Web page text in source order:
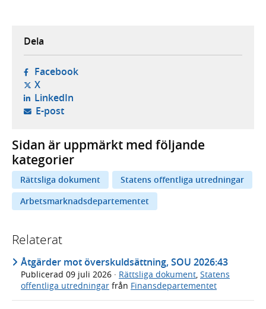
Dela
Facebook- öppnas i ny flik, extern webbplats,
X- öppnas i ny flik, extern webbplats,
LinkedIn- öppnas i ny flik, extern webbplats,
E-post- öppnar din e-postklient,
Sidan är uppmärkt med följande
kategorier
Rättsliga dokument
Statens offentliga utredningar
Arbetsmarknadsdepartementet
Relaterat
Åtgärder mot överskuldsättning, SOU 2026:43
Publicerad 09 juli 2026 · Rättsliga dokument, Statens
offentliga utredningar från Finansdepartementet